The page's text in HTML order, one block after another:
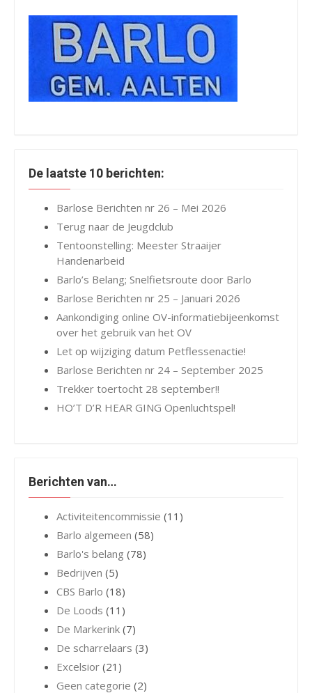
De laatste 10 berichten:
Barlose Berichten nr 26 – Mei 2026
Terug naar de Jeugdclub
Tentoonstelling: Meester Straaijer
Handenarbeid
Barlo’s Belang; Snelfietsroute door Barlo
Barlose Berichten nr 25 – Januari 2026
Aankondiging online OV-informatiebijeenkomst
over het gebruik van het OV
Let op wijziging datum Petflessenactie!
Barlose Berichten nr 24 – September 2025
Trekker toertocht 28 september!!
HO’T D’R HEAR GING Openluchtspel!
Berichten van…
Activiteitencommissie (11)
Barlo algemeen (58)
Barlo's belang (78)
Bedrijven (5)
CBS Barlo (18)
De Loods (11)
De Markerink (7)
De scharrelaars (3)
Excelsior (21)
Geen categorie (2)